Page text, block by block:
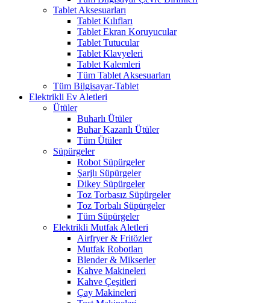
Tablet Aksesuarları
Tablet Kılıfları
Tablet Ekran Koruyucular
Tablet Tutucular
Tablet Klavyeleri
Tablet Kalemleri
Tüm Tablet Aksesuarları
Tüm Bilgisayar-Tablet
Elektrikli Ev Aletleri
Ütüler
Buharlı Ütüler
Buhar Kazanlı Ütüler
Tüm Ütüler
Süpürgeler
Robot Süpürgeler
Şarjlı Süpürgeler
Dikey Süpürgeler
Toz Torbasız Süpürgeler
Toz Torbalı Süpürgeler
Tüm Süpürgeler
Elektrikli Mutfak Aletleri
Airfryer & Fritözler
Mutfak Robotları
Blender & Mikserler
Kahve Makineleri
Kahve Çeşitleri
Çay Makineleri